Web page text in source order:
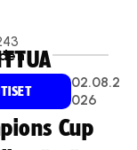
02.08.2
026
Cup